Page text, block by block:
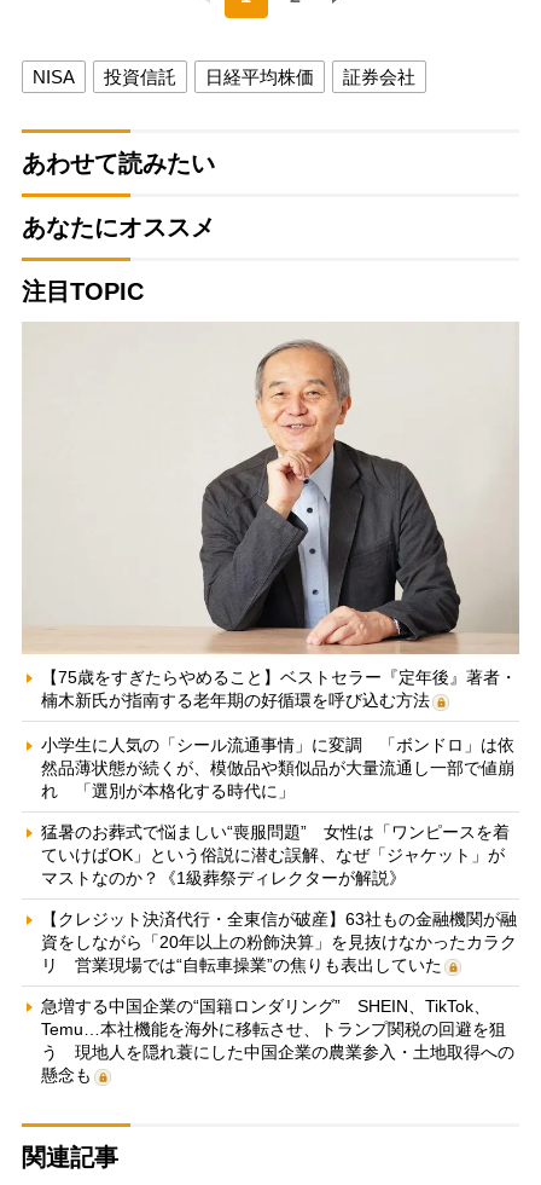
NISA 投資信託 日経平均株価 証券会社
あわせて読みたい
あなたにオススメ
注目TOPIC
【75歳をすぎたらやめること】ベストセラー『定年後』著者・
楠木新氏が指南する老年期の好循環を呼び込む方法
小学生に人気の「シール流通事情」に変調 「ボンドロ」は依
然品薄状態が続くが、模倣品や類似品が大量流通し一部で値崩
れ 「選別が本格化する時代に」
猛暑のお葬式で悩ましい“喪服問題” 女性は「ワンピースを着
ていけばOK」という俗説に潜む誤解、なぜ「ジャケット」が
マストなのか？《1級葬祭ディレクターが解説》
【クレジット決済代行・全東信が破産】63社もの金融機関が融
資をしながら「20年以上の粉飾決算」を見抜けなかったカラク
リ 営業現場では“自転車操業”の焦りも表出していた
急増する中国企業の“国籍ロンダリング” SHEIN、TikTok、
Temu…本社機能を海外に移転させ、トランプ関税の回避を狙
う 現地人を隠れ蓑にした中国企業の農業参入・土地取得への
懸念も
関連記事